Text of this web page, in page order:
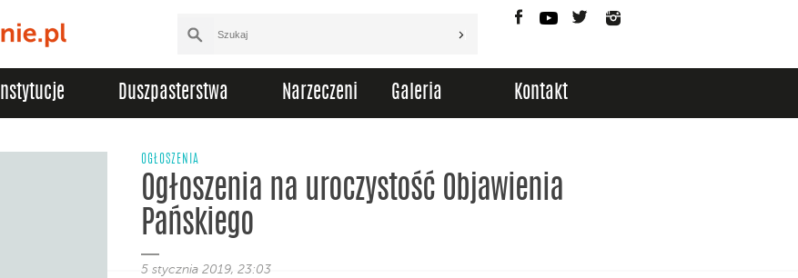
FacebookYouTubeTwitter
Instytucje Duszpasterstwa Narzeczeni Galeria Kontakt
OGŁOSZENIA
Ogłoszenia na uroczystość Objawienia
Pańskiego
5 stycznia 2019, 23:03